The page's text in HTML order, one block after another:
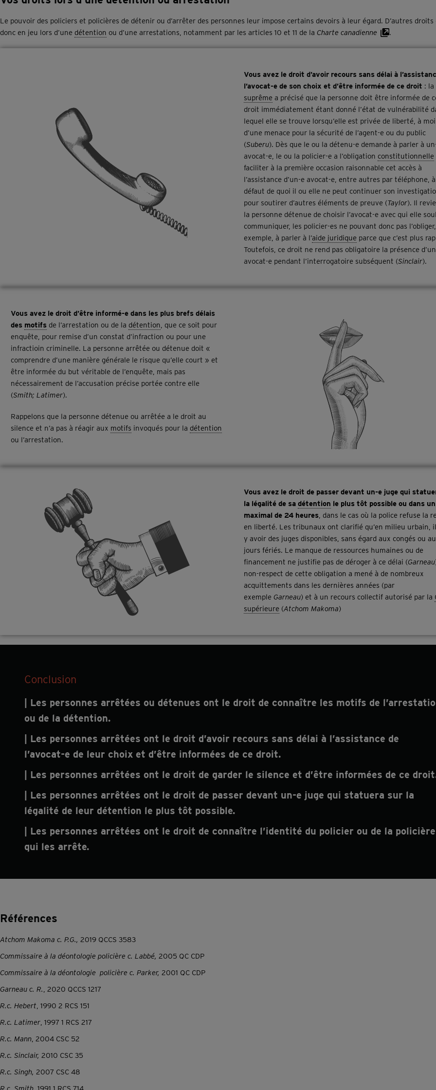
Le pouvoir des policiers et policières de détenir ou d’arrêter des personnes leur impose certains devoirs à leur égard. D’autres
donc en jeu lors d’une détention ou d’une arrestations, notamment par les articles 10 et 11 de la Charte canadienne .
Vous avez le droit d’avoir recours sans délai à
l’avocat-e de son choix et d’être informée de ce droit : la
suprêmea précisé que la personne doit être informée de
droit immédiatement étant donné l’état de vulnérabilité
lequel elle se trouve lorsqu’elle est privée de liberté, à
d’une menace pour la sécurité de l’agent-e ou du public
(Suberu). Dès que le ou la détenu-e demande à parler à
avocat-e, le ou la policier-e a l’obligation constitutionnelle
faciliter à la première occasion raisonnable cet accès à
l’assistance d’un-e avocat-e, entre autres par téléphone, à
défaut de quoi il ou elle ne peut continuer son
pour soutirer d’autres éléments de preuve (Taylor). Il
la personne détenue de choisir l’avocat-e avec qui elle
communiquer, les policier-es ne pouvant donc pas
exemple, à parler à l’aide juridiqueparce que c’est plus
Toutefois, ce droit ne rend pas obligatoire la présence
avocat-e pendant l’interrogatoire subséquent (Sinclair).
Vous avez le droit d’être informé-e dans les plus brefs délais
des motifs de l’arrestation ou de la détention, que ce soit pour
enquête, pour remise d’un constat d’infraction ou pour une
infractioin criminelle. La personne arrêtée ou détenue doit «
comprendre d’une manière générale le risque qu’elle court » et
être informée du but véritable de l’enquête, mais pas
nécessairement de l’accusation précise portée contre elle
(Smith; Latimer).
Rappelons que la personne détenue ou arrêtée a le droit au
silence et n’a pas à réagir aux motifs invoqués pour la détention
ou l’arrestation.
Vous avez le droit de passer devant un-e juge qui
la légalité de sa détention le plus tôt possible ou dans
maximal de 24 heures, dans le cas où la police refuse la
en liberté. Les tribunaux ont clarifié qu’en milieu urbain,
y avoir des juges disponibles, sans égard aux congés ou
jours fériés. Le manque de ressources humaines ou de
financement ne justifie pas de déroger à ce délai (Garneau
non-respect de cette obligation a mené à de nombreux
acquittements dans les dernières années (par
exemple Garneau) et à un recours collectif autorisé par la
supérieure(Atchom Makoma)
Conclusion
| Les personnes arrêtées ou détenues ont le droit de connaître les motifs de
ou de la détention.
| Les personnes arrêtées ont le droit d’avoir recours sans délai à l’assistance de
l’avocat-e de leur choix et d’être informées de ce droit.
| Les personnes arrêtées ont le droit de garder le silence et d’être informées de ce
| Les personnes arrêtées ont le droit de passer devant un-e juge qui statuera sur la
légalité de leur détention le plus tôt possible.
| Les personnes arrêtées ont le droit de connaître l’identité du policier ou de la policière
qui les arrête.
Références
Atchom Makoma c. P.G., 2019 QCCS 3583
Commissaire à la déontologie policière c. Labbé, 2005 QC CDP
Commissaire à la déontologie policière c. Parker, 2001 QC CDP
Garneau c. R., 2020 QCCS 1217
R.c. Hebert, 1990 2 RCS 151
R.c. Latimer, 1997 1 RCS 217
R.c. Mann, 2004 CSC 52
R.c. Sinclair, 2010 CSC 35
R.c. Singh, 2007 CSC 48